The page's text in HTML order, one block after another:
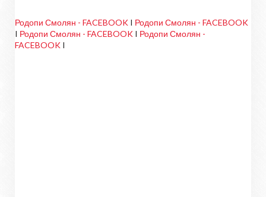
Родопи Смолян - FACEBOOK I Родопи Смолян - FACEBOOK
I Родопи Смолян - FACEBOOK I Родопи Смолян -
FACEBOOK I